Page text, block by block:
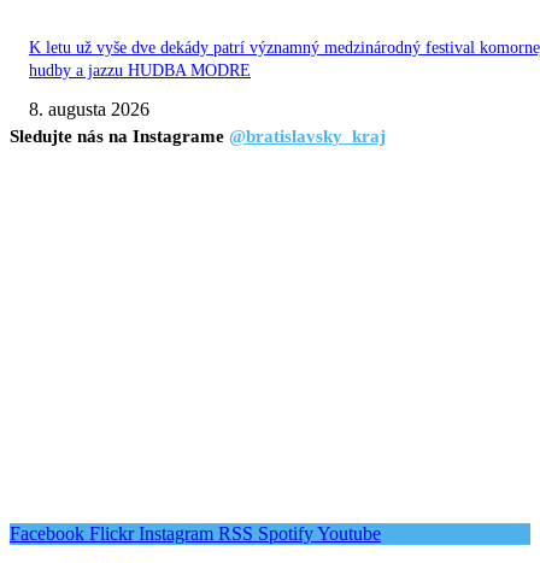
K letu už vyše dve dekády patrí významný medzinárodný festival
hudby a jazzu HUDBA MODRE
8. augusta 2026
Sledujte nás na Instagrame @bratislavsky_kraj
Facebook Flickr Instagram RSS SpotifyYoutube